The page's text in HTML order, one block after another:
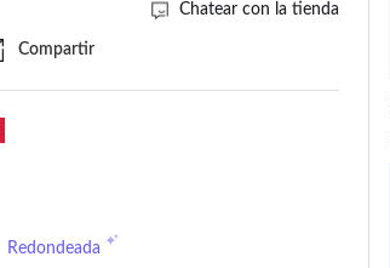
Chatear con la tienda
Compartir
Redondeada